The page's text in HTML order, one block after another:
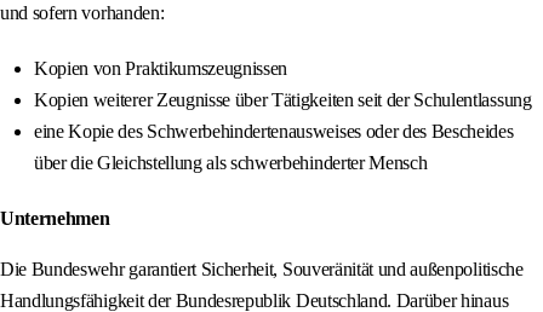
und sofern vorhanden:
Kopien von Praktikumszeugnissen
Kopien weiterer Zeugnisse über Tätigkeiten seit der Schulentlassung
eine Kopie des Schwerbehindertenausweises oder des Bescheides
über die Gleichstellung als schwerbehinderter Mensch
Unternehmen
Die Bundeswehr garantiert Sicherheit, Souveränität und außenpolitische
Handlungsfähigkeit der Bundesrepublik Deutschland. Darüber hinaus